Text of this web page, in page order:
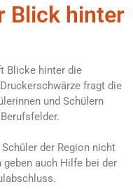
Blick hinter
Blicke hinter die
fragt die
und Schülern
der Region nicht
auch Hilfe bei der